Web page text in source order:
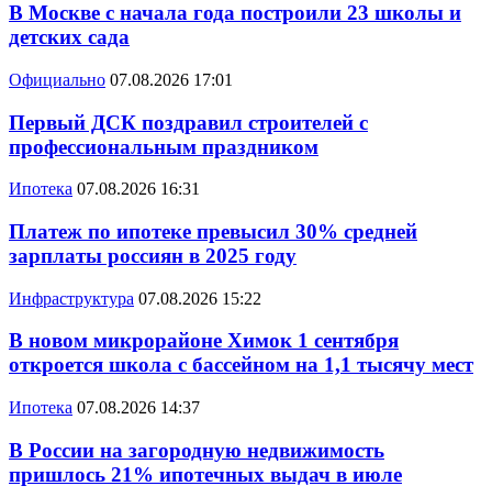
В Москве с начала года построили 23 школы и
детских сада
Официально 07.08.2026 17:01
Первый ДСК поздравил строителей с
профессиональным праздником
Ипотека 07.08.2026 16:31
Платеж по ипотеке превысил 30% средней
зарплаты россиян в 2025 году
Инфраструктура 07.08.2026 15:22
В новом микрорайоне Химок 1 сентября
откроется школа с бассейном на 1,1 тысячу мест
Ипотека 07.08.2026 14:37
В России на загородную недвижимость
пришлось 21% ипотечных выдач в июле